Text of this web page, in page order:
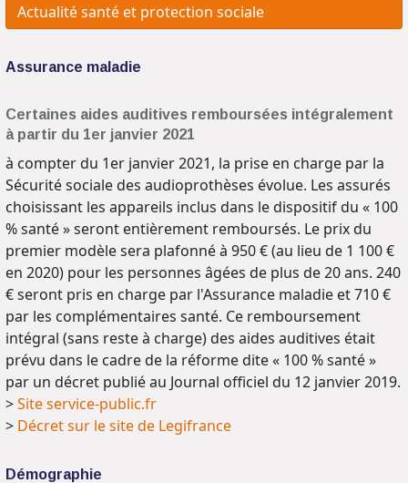
Actualité santé et protection sociale
Assurance maladie
Certaines aides auditives remboursées intégralement
à partir du 1er janvier 2021
à compter du 1er janvier 2021, la prise en charge par la
Sécurité sociale des audioprothèses évolue. Les assurés
choisissant les appareils inclus dans le dispositif du « 100
% santé » seront entièrement remboursés. Le prix du
premier modèle sera plafonné à 950 € (au lieu de 1 100 €
en 2020) pour les personnes âgées de plus de 20 ans. 240
€ seront pris en charge par l'Assurance maladie et 710 €
par les complémentaires santé. Ce remboursement
intégral (sans reste à charge) des aides auditives était
prévu dans le cadre de la réforme dite « 100 % santé »
par un décret publié au Journal officiel du 12 janvier 2019.
>Site service-public.fr
> Décret sur le site de Legifrance
Démographie